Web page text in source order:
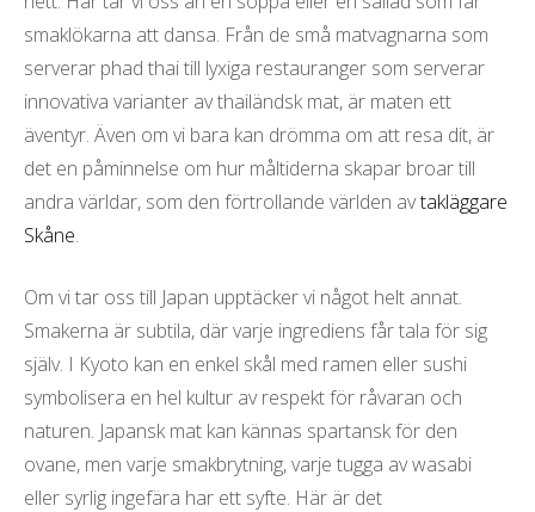
smaklökarna att dansa. Från de små matvagnarna som
serverar phad thai till lyxiga restauranger som serverar
innovativa varianter av thailändsk mat, är maten ett
äventyr. Även om vi bara kan drömma om att resa dit, är
det en påminnelse om hur måltiderna skapar broar till
andra världar, som den förtrollande världen avtakläggare
Skåne.
Om vi tar oss till Japan upptäcker vi något helt annat.
Smakerna är subtila, där varje ingrediens får tala för sig
själv. I Kyoto kan en enkel skål med ramen eller sushi
symbolisera en hel kultur av respekt för råvaran och
naturen. Japansk mat kan kännas spartansk för den
ovane, men varje smakbrytning, varje tugga av wasabi
eller syrlig ingefära har ett syfte. Här är det